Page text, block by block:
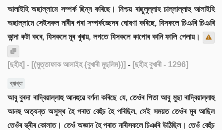
আলাইহি অছাল্লামে সম্পৰ্ক ছিন্ন কৰিছে। নিশ্চয় ৰাছুলুল্লাহ চাল্লাল্লাহু আলাইহি
অছাল্লামে সেইসকল নাৰীৰ পৰা সম্পৰ্কচ্ছেদৰ ঘোষণা কৰিছে, যিসকলে চিঞৰি চিঞৰি
কান্দা কটা কৰে, যিসকলে মূৰ খুৰায়, লগতে যিসকলে কাপোৰ কানি ফালি পেলায়।
[ছহীহ] - [(মুত্তাফাক আলাইহ {বুখাৰী মুছলিম})] - [ছহীহ বুখাৰী - 1296]
ব্যাখ্যা
আবু বুৰদা ৰাদ্বিয়াল্লাহু আনহুৱে বৰ্ণনা কৰিছে যে, তেওঁৰ পিতা আবু মুছা ৰাদ্বিয়াল্লাহু
আনহু অত্যন্ত অসুস্থ হৈ পৰাত বেহুঁচ হৈ পৰিছিল, সেই সময়ত তেওঁৰ মূৰ আছিল
তেওঁৰ স্ত্ৰীৰ কোলাত। তেওঁ অজ্ঞান হৈ পৰাত নাৰীসকলে চিঞৰি উঠিছিল। তেওঁ বেহুঁচ